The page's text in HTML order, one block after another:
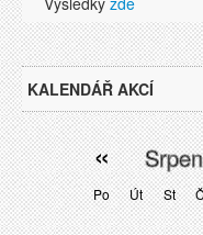
KALENDÁŘ AKCÍ
Po Út St
«